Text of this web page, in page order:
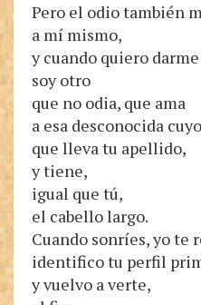
Pero el odio también
a mí mismo,
y cuando quiero
soy otro
que no odia, que ama
a esa desconocida
que lleva tu apellido,
y tiene,
igual que tú,
el cabello largo.
Cuando sonríes, yo te
identifico tu perfil
y vuelvo a verte,